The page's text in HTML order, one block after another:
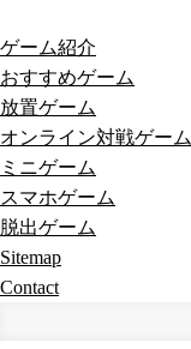
ゲーム紹介
おすすめゲーム
放置ゲーム
オンライン対戦ゲーム
ミニゲーム
スマホゲーム
脱出ゲーム
Sitemap
Contact